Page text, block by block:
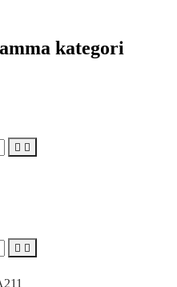
kategori
 
 